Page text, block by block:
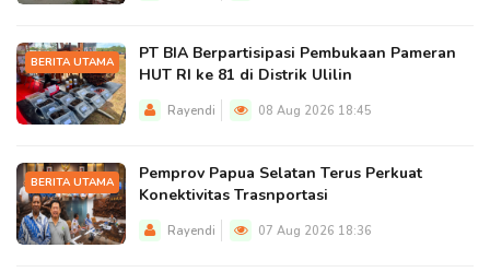
BERITA UTAMA
PT BIA Berpartisipasi Pembukaan Pameran
HUT RI ke 81 di Distrik Ulilin
Rayendi 08 Aug 2026 18:45
BERITA UTAMA
Pemprov Papua Selatan Terus Perkuat
Konektivitas Trasnportasi
Rayendi 07 Aug 2026 18:36